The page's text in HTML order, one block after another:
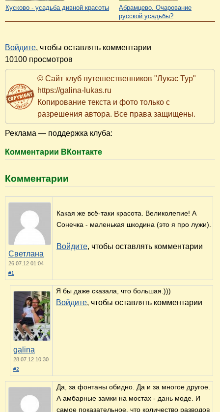
Похожие статьи:
Архангельское. Свадебный бум в
"Подмосковном Версале". Часть 1.
Архангельское. Дворец с
"сюрпризом"
дождем. Фоторепортаж
Угреша, согрей мое сердце!
Впечатления о поездке в Николо -
Угрешский монастырь
Остафьево. Облака в пруду
Кусково - усадьба дивной красоты
Абрамцево. Очарование
русской усадьбы?
Войдите, чтобы оставлять комментарии
10100 просмотров
© Сайт клуб путешественников "Лукас Тур"
Копирование текста и фото только с
разрешения автора. Все права защищены.